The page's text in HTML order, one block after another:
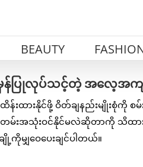
BEAUTY
န်ပြုလုပ်သင့်တဲ့ အလေ့အကျင့်
းထားနိုင်ဖို့ ဝိတ်ချနည်းမျိုးစုံကို
အသုံးဝင်နိုင်မလဲဆိုတာကို သိထား
ျှဝေပေးချင်ပါတယ်။